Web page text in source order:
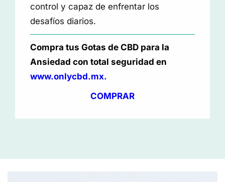
control y capaz de enfrentar los
desafíos diarios.
Compra tus Gotas de CBD para la
Ansiedad con total seguridad en
www.onlycbd.mx.
COMPRAR